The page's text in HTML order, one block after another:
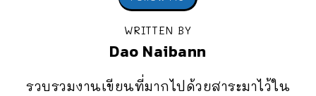
WRITTEN BY
Dao Naibann
รวบรวมงานเขียนที่มากไปด้วยสาระมาไว้ใน